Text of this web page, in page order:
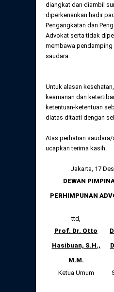
diangkat dan diambil
diperkenankan hadir
Pengangkatan dan
Advokat serta tidak
membawa pendamping
saudara.
Untuk alasan
keamanan dan
ketentuan-ketentuan
diatas ditaati dengan
Atas perhatian
ucapkan terima kasih.
Jakarta, 17
DEWAN
PERHIMPUNAN
ttd,
Prof. Dr. Otto
Hasibuan, S.H.,
M.M.
Ketua Umum